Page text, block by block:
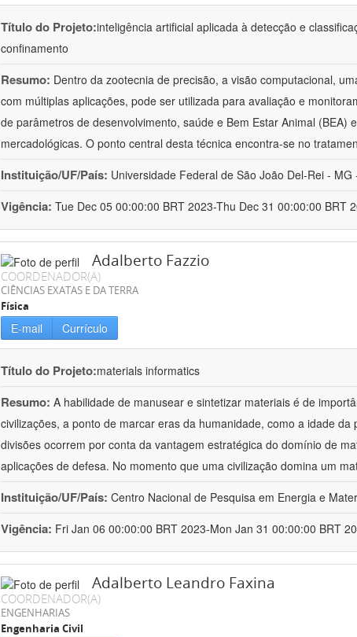
Título do Projeto:inteligência artificial aplicada à detecção e
confinamento
Resumo: Dentro da zootecnia de precisão, a visão computacional,
com múltiplas aplicações, pode ser utilizada para avaliação e
de parâmetros de desenvolvimento, saúde e Bem Estar Animal (BEA)
mercadológicas. O ponto central desta técnica encontra-se no
Instituição/UF/País: Universidade Federal de São João Del-Rei - MG
Vigência: Tue Dec 05 00:00:00 BRT 2023-Thu Dec 31 00:00:00 BRT
Adalberto Fazzio
COORDENADOR(A)
CIÊNCIAS EXATAS E DA TERRA
Física
E-mail Currículo
Título do Projeto:materials informatics
Resumo: A habilidade de manusear e sintetizar materiais é de
civilizações, a ponto de marcar eras da humanidade, como a idade
divisões ocorrem por conta da vantagem estratégica do domínio de
aplicações de defesa. No momento que uma civilização domina um
Instituição/UF/País: Centro Nacional de Pesquisa em Energia e
Vigência: Fri Jan 06 00:00:00 BRT 2023-Mon Jan 31 00:00:00 BRT
Adalberto Leandro Faxina
COORDENADOR(A)
ENGENHARIAS
Engenharia Civil